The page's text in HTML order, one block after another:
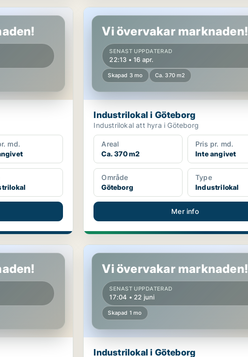
md.
Industrilokal i Göteborg
Vi övervakar marknaden!
SENAST UPPDATERAD
22:13 • 16 apr.
Skapad 3 mo Ca. 370 m2
Industrilokal i Göteborg
Industrilokal att hyra i Göteborg
Areal
Ca. 370 m2
Pris pr. md.
Inte angivet
Område
Göteborg
Type
Industrilokal
Mer info
Industrilokal i Göteborg
Vi övervakar marknaden!
SENAST UPPDATERAD
17:04 • 22 juni
Skapad 1 mo
Industrilokal i Göteborg